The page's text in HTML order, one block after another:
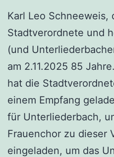
Karl Leo Schneeweis,
Stadtverordnete und
(und
am 2.11.2025 85
hat die
einem Empfang
für Unterliederbach,
Frauenchor zu dieser
eingeladen, um das